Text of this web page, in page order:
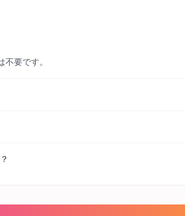
要です。